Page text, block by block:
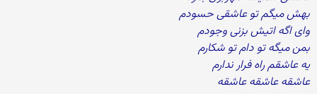
بهش میگم تو عاشقی حسودم
وای اگه اتیش بزنی وجودم
بمن میگه تو دام تو شکارم
یه عاشقم راه فرار ندارم
عاشقه عاشقه عاشقه